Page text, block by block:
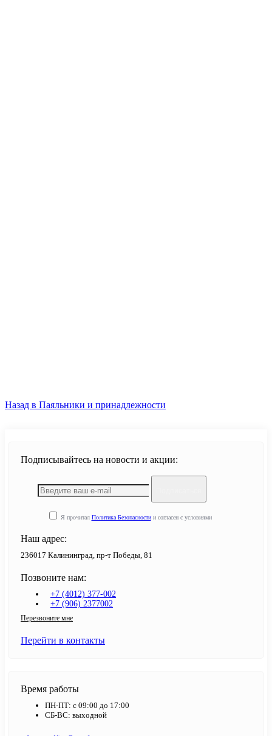
Назад в Паяльники и принадлежности
Подписывайтесь на новости и акции:
Я прочитал Политика Безопасностии согласен с условиями
Наш адрес:
236017 Калининград,​ пр-т Победы, 81
Позвоните нам:
+7 (4012) 377-002
+7 (906) 2377002
Перезвоните мне
Перейти в контакты
Время работы
ПН-ПТ: с 09:00 до 17:00
СБ-ВС: выходной